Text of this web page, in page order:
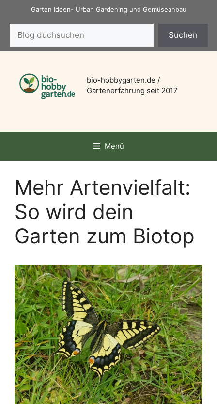
springen
Garten Ideen- Urban Gardening und Gemüseanbau
Suchen
bio-hobbygarten.de /
Gartenerfahrung seit 2017
Menü
Mehr Artenvielfalt:
So wird dein
Garten zum Biotop